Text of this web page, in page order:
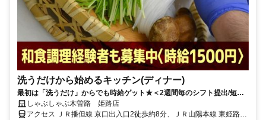
洗うだけから始めるキッチン(ディナー)
最初は「洗うだけ」からでも時給ゲット★＜2週間毎のシフト提出/短時
間3h～/週2日～＞
しゃぶしゃぶ木曽路 姫路店
アクセス ＪＲ播但線 京口出入口2徒歩約8分、ＪＲ山陽本線 東姫路徒